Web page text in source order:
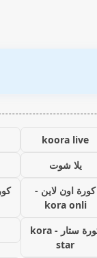
koora live
يلا شوت
كورة اون لاين -
kora onli
كورة ستار - kora
star